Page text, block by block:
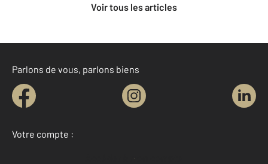
Voir tous les articles
Parlons de vous, parlons biens
Votre compte :
Accéder à mon compte